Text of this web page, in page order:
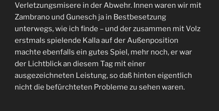
Verletzungsmisere in der Abwehr. Innen waren wir mit
Zambrano und Gunesch ja in Bestbesetzung
unterwegs, wie ich finde – und der zusammen mit Volz
erstmals spielende Kalla auf der Außenposition
machte ebenfalls ein gutes Spiel, mehr noch, er war
der Lichtblick an diesem Tag mit einer
ausgezeichneten Leistung, so daß hinten eigentlich
nicht die befürchteten Probleme zu sehen waren.